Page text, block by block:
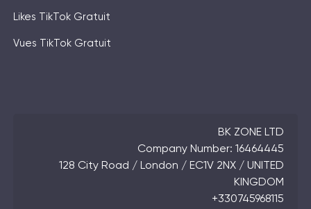
Likes TikTok Gratuit
Vues TikTok Gratuit
BK ZONE LTD
Company Number: 16464445
128 City Road / London / EC1V 2NX / UNITED
KINGDOM
+330745968115